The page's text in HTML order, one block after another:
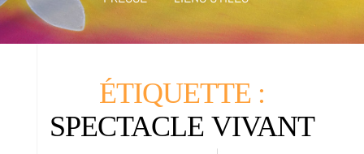
ÉTIQUETTE :
SPECTACLE VIVANT